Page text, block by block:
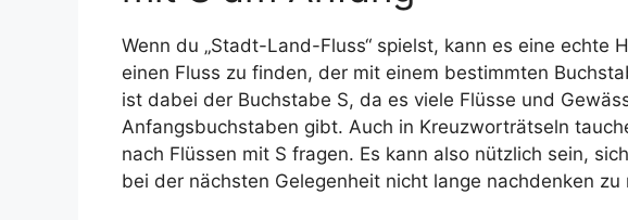
Wenn du „Stadt-Land-Fluss“ spielst, kann es eine echte
einen Fluss zu finden, der mit einem bestimmten
ist dabei der Buchstabe S, da es viele Flüsse und
Anfangsbuchstaben gibt. Auch in Kreuzworträtseln
nach Flüssen mit S fragen. Es kann also nützlich sein,
bei der nächsten Gelegenheit nicht lange nachdenken zu